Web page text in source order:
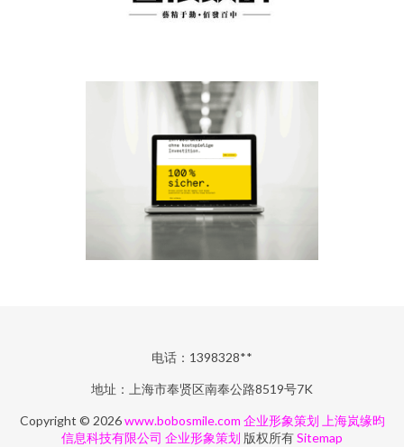
电话：1398328**
地址：上海市奉贤区南奉公路8519号7K
Copyright © 2026www.bobosmile.com 企业形象策划 上海岚缘昀
信息科技有限公司 企业形象策划 版权所有Sitemap